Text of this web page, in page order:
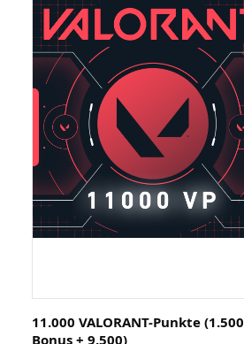
11.000 VALORANT-Punkte (1.500
Bonus + 9.500)